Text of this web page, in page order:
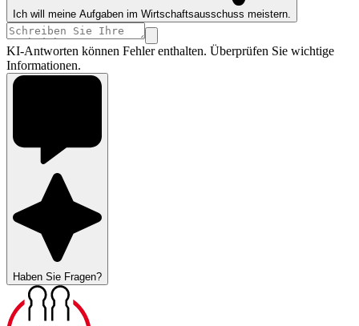
Ich will meine Aufgaben im Wirtschaftsausschuss meistern.
KI-Antworten können Fehler enthalten. Überprüfen Sie wichtige
Informationen.
Haben Sie Fragen?